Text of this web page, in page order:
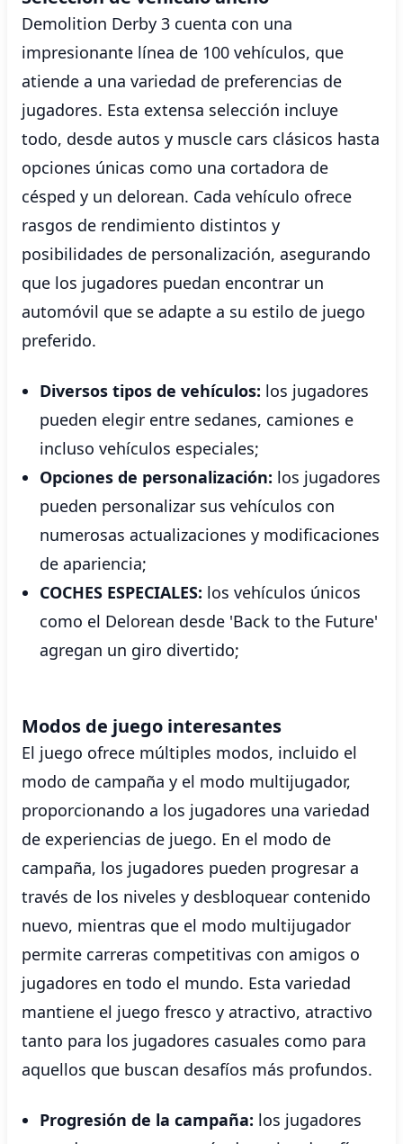
Demolition Derby 3 cuenta con una
impresionante línea de 100 vehículos, que
atiende a una variedad de preferencias de
jugadores. Esta extensa selección incluye
todo, desde autos y muscle cars clásicos hasta
opciones únicas como una cortadora de
césped y un delorean. Cada vehículo ofrece
rasgos de rendimiento distintos y
posibilidades de personalización, asegurando
que los jugadores puedan encontrar un
automóvil que se adapte a su estilo de juego
preferido.
Diversos tipos de vehículos: los jugadores
pueden elegir entre sedanes, camiones e
incluso vehículos especiales;
Opciones de personalización: los jugadores
pueden personalizar sus vehículos con
numerosas actualizaciones y modificaciones
de apariencia;
COCHES ESPECIALES: los vehículos únicos
como el Delorean desde 'Back to the Future'
agregan un giro divertido;
Modos de juego interesantes
El juego ofrece múltiples modos, incluido el
modo de campaña y el modo multijugador,
proporcionando a los jugadores una variedad
de experiencias de juego. En el modo de
campaña, los jugadores pueden progresar a
través de los niveles y desbloquear contenido
nuevo, mientras que el modo multijugador
permite carreras competitivas con amigos o
jugadores en todo el mundo. Esta variedad
mantiene el juego fresco y atractivo, atractivo
tanto para los jugadores casuales como para
aquellos que buscan desafíos más profundos.
Progresión de la campaña: los jugadores